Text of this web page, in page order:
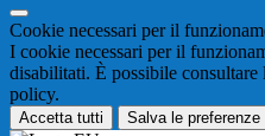
Cookie necessari per il
I cookie necessari per il
disabilitati. È possibile
policy.
Accetta tutti Salva le preferenze